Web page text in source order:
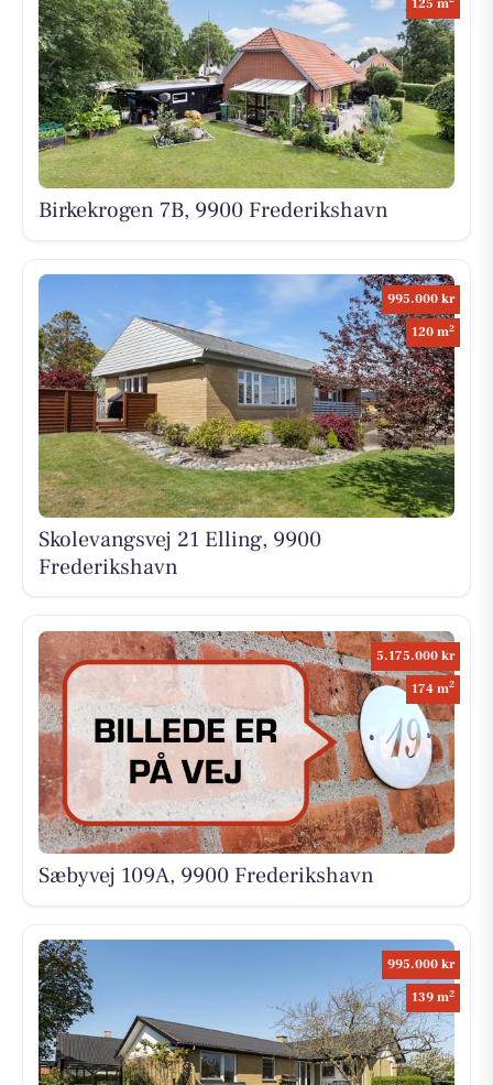
125 m
Birkekrogen 7B, 9900 Frederikshavn
995.000 kr
120 m2
Skolevangsvej 21 Elling, 9900
Frederikshavn
5.175.000 kr
174 m2
Sæbyvej 109A, 9900 Frederikshavn
995.000 kr
139 m2